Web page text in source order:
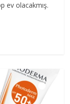
ev olacakmış.